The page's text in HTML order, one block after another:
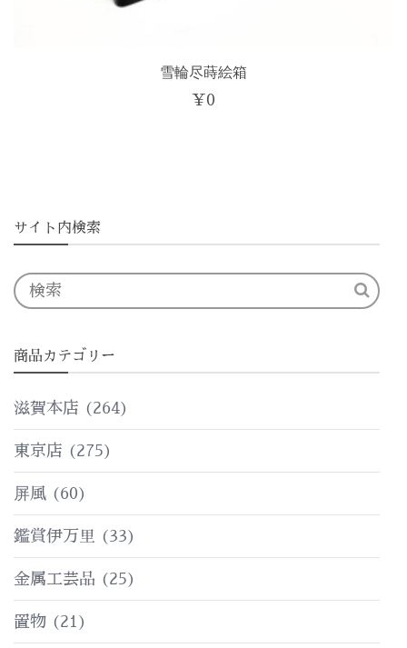
雪輪尽蒔絵箱
¥0
サイト内検索
商品カテゴリー
滋賀本店 (264)
東京店 (275)
屏風 (60)
鑑賞伊万里 (33)
金属工芸品 (25)
置物 (21)